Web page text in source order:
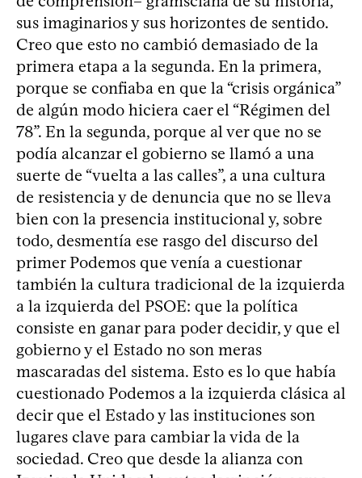
sus imaginarios y sus horizontes de sentido.
Creo que esto no cambió demasiado de la
primera etapa a la segunda. En la primera,
porque se confiaba en que la “crisis orgánica”
de algún modo hiciera caer el “Régimen del
78”. En la segunda, porque al ver que no se
podía alcanzar el gobierno se llamó a una
suerte de “vuelta a las calles”, a una cultura
de resistencia y de denuncia que no se lleva
bien con la presencia institucional y, sobre
todo, desmentía ese rasgo del discurso del
primer Podemos que venía a cuestionar
también la cultura tradicional de la izquierda
a la izquierda del PSOE: que la política
consiste en ganar para poder decidir, y que el
gobierno y el Estado no son meras
mascaradas del sistema. Esto es lo que había
cuestionado Podemos a la izquierda clásica al
decir que el Estado y las instituciones son
lugares clave para cambiar la vida de la
sociedad. Creo que desde la alianza con